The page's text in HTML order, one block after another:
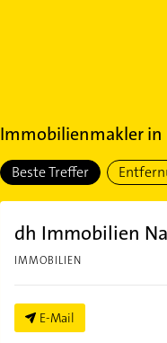
Immobilienmaklerin
Beste Treffer
dh Immobilien
IMMOBILIEN
E-Mail